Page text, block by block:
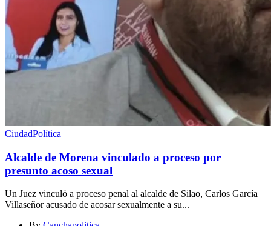
CiudadPolítica
Alcalde de Morena vinculado a proceso por
presunto acoso sexual
Un Juez vinculó a proceso penal al alcalde de Silao, Carlos García
Villaseñor acusado de acosar sexualmente a su...